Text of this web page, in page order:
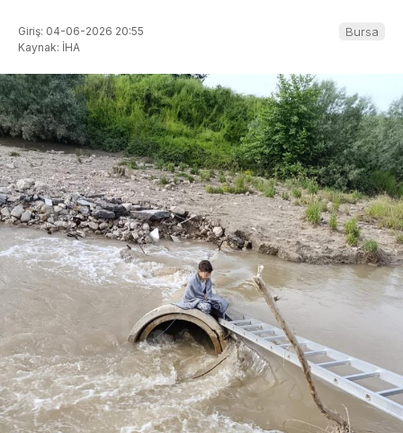
Giriş: 04-06-2026 20:55
Kaynak: İHA
Bursa